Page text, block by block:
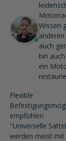
Wissen
auch
bin
ein
Flexible
empfohlen
"Universelle
werden meist mit